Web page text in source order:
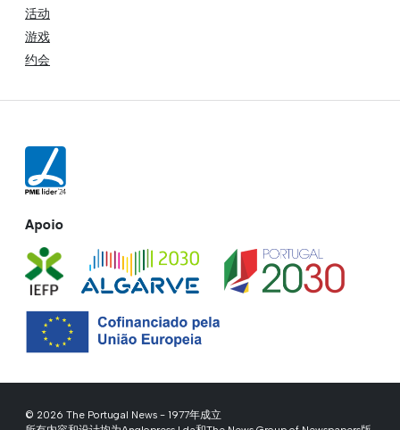
活动
游戏
约会
Apoio
© 2026 The Portugal News - 1977年成立